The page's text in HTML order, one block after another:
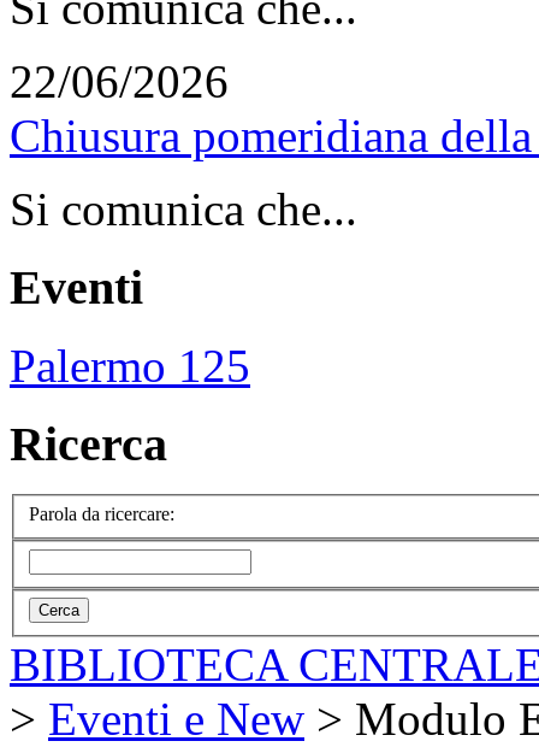
22/06/2026
Chiusura pomeridiana
Si comunica che...
Eventi
Palermo 125
Ricerca
Parola da ricercare:
BIBLIOTECA
> Eventi e New > Modulo